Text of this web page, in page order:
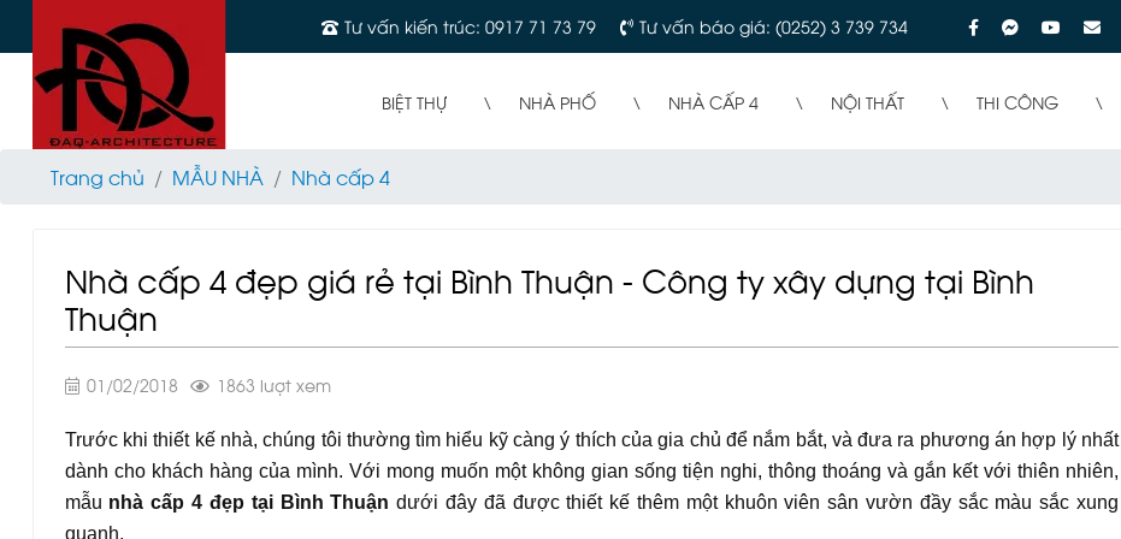
Tư vấn kiến trúc: 0917 71 73 79 Tư vấn báo giá: (0252) 3 739 734
BIỆT THỰ NHÀ PHỐ NHÀ CẤP 4 NỘI THẤT THI CÔNG
Trang chủ MẪU NHÀ Nhà cấp 4
Nhà cấp 4 đẹp giá rẻ tại Bình Thuận - Công ty xây dựng tại Bình
Thuận
01/02/2018 1863 lượt xem
Trước khi thiết kế nhà, chúng tôi thường tìm hiểu kỹ càng ý thích của gia chủ để nắm bắt, và đưa ra phương án hợp lý nhất
dành cho khách hàng của mình. Với mong muốn một không gian sống tiện nghi, thông thoáng và gắn kết với thiên nhiên,
mẫu nhà cấp 4 đẹp tại Bình Thuận dưới đây đã được thiết kế thêm một khuôn viên sân vườn đầy sắc màu sắc xung
quanh.